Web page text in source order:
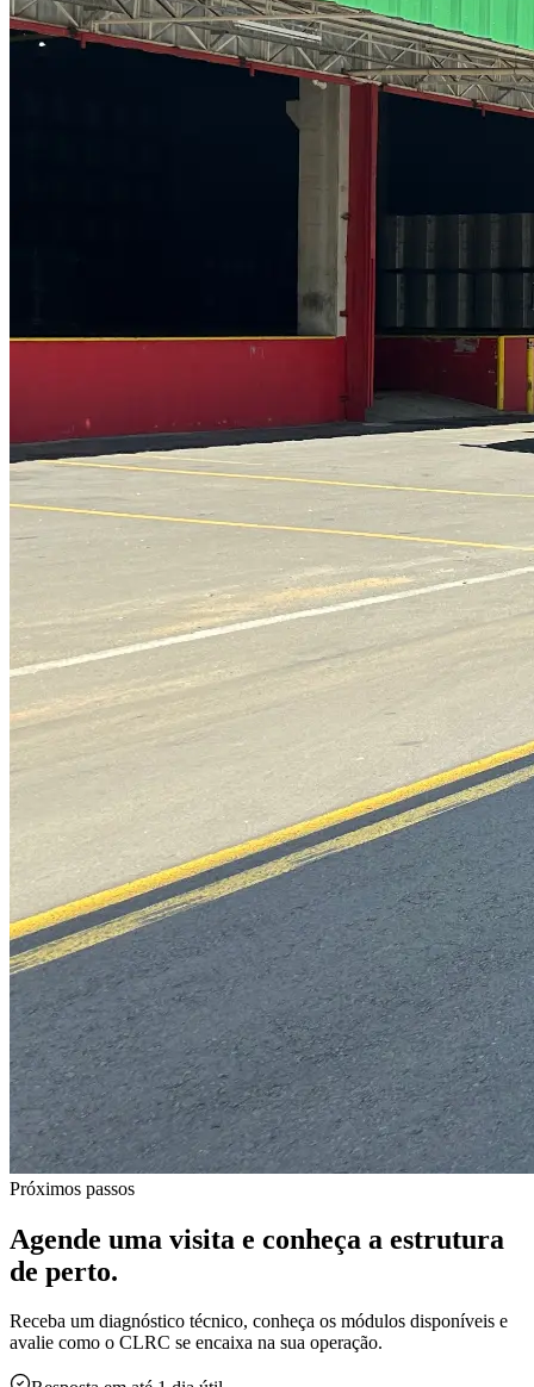
Próximos passos
Agende uma visita e conheça a estrutura
de perto.
Receba um diagnóstico técnico, conheça os módulos disponíveis e
avalie como o CLRC se encaixa na sua operação.